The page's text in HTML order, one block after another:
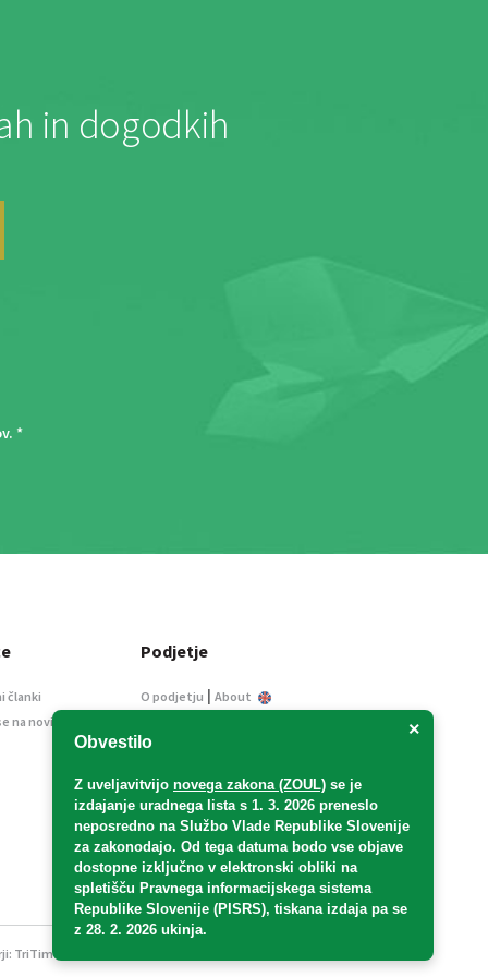
in dogodkih
. *
×
Obvestilo
Z uveljavitvijo novega zakona (ZOUL) se je
izdajanje uradnega lista s 1. 3. 2026 preneslo
neposredno na Službo Vlade Republike Slovenije
za zakonodajo. Od tega datuma bodo vse objave
dostopne izključno v elektronski obliki na
spletišču Pravnega informacijskega sistema
Republike Slovenije (PISRS), tiskana izdaja pa se
z 28. 2. 2026 ukinja.
članki
na novice
Podjetje
O podjetju | About
Informacije javnega
Oglaševanje
Splošni pogoji
Izjava o varstvu osebnih
podatkov
E-dražbe
TriTim spletna agencija